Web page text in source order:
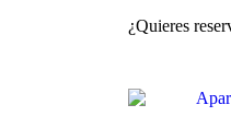
¿Quieres